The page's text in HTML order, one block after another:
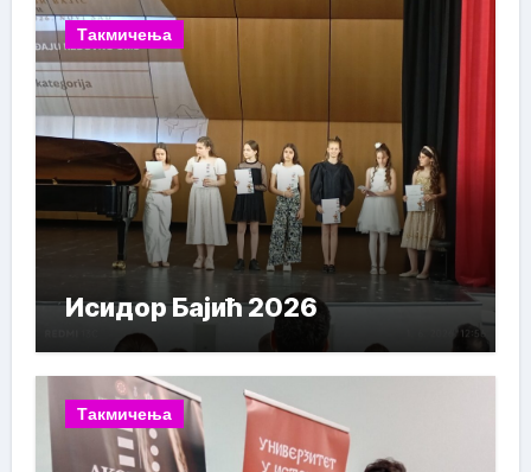
Такмичења
Исидор Бајић 2026
Такмичења